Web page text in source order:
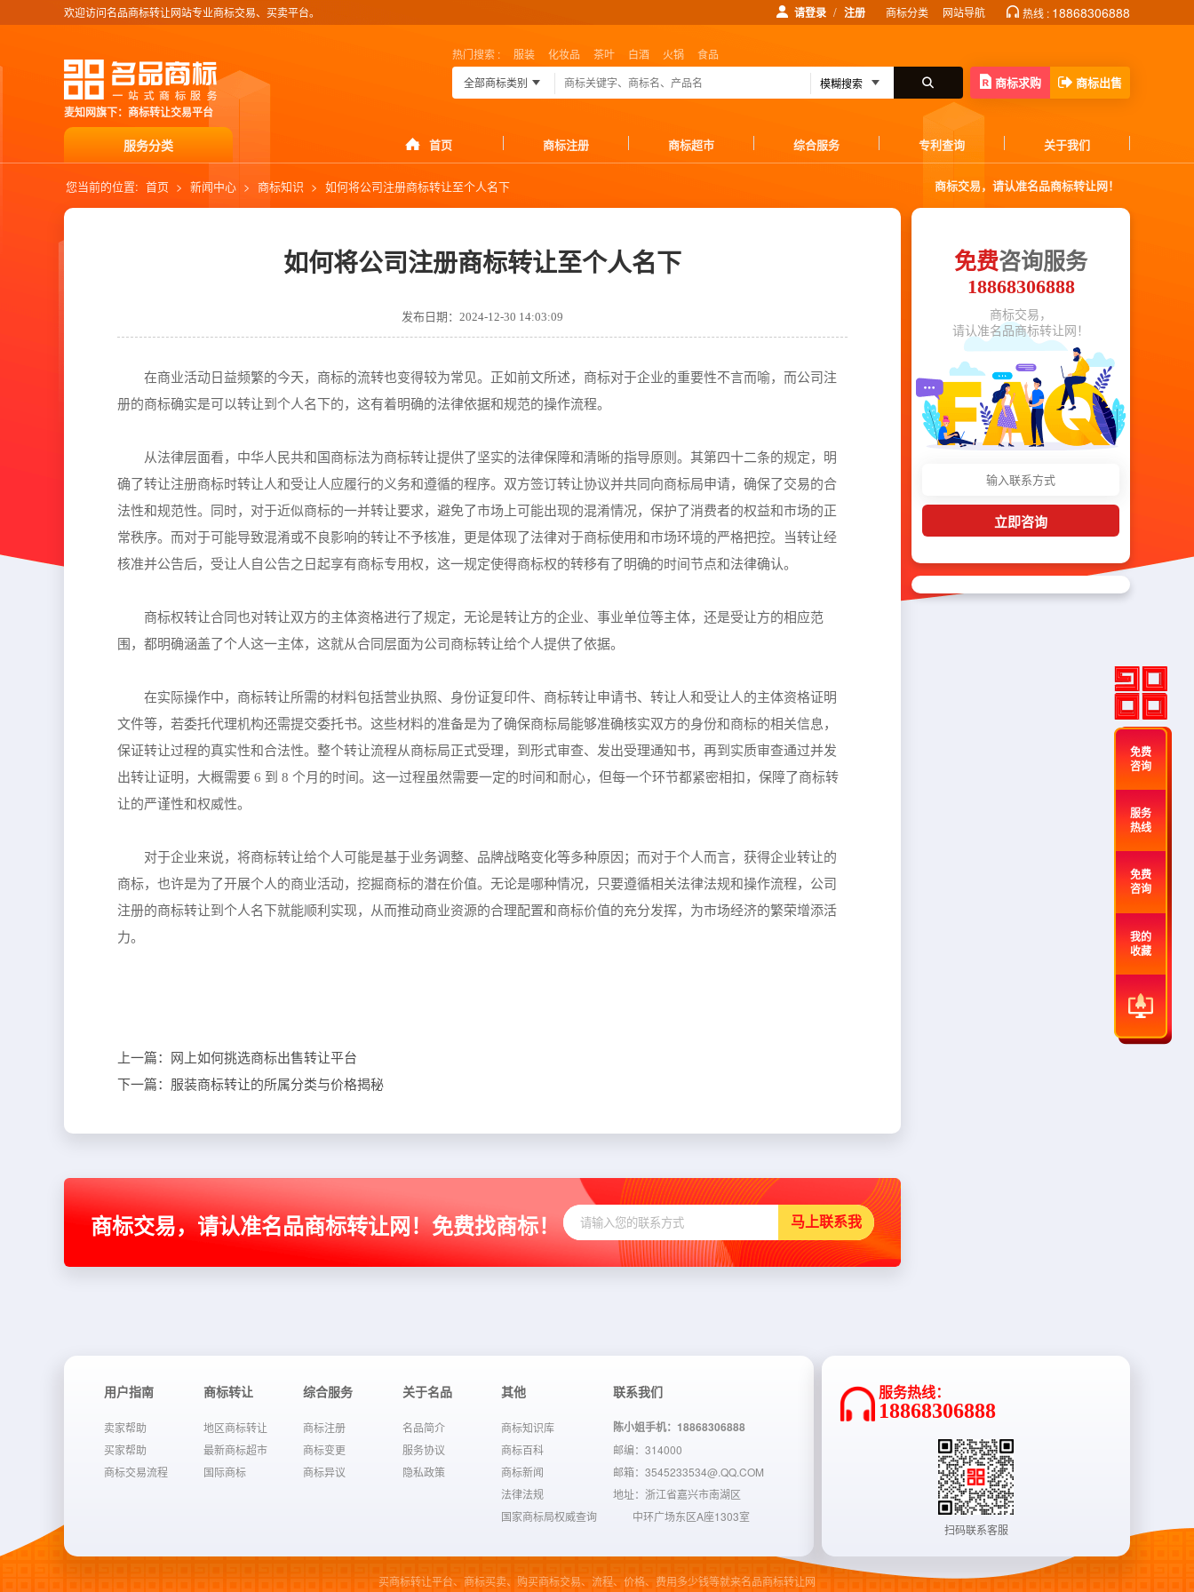
欢迎访问名品商标转让网站专业商标交易、买卖平台。 请登录 / 注册 商标分类 网站导航 热线 : 18868306888
麦知网旗下：商标转让交易平台
热门搜索 : 服装 化妆品 茶叶 白酒 火锅
食品
全部商标类别
商标求购 商标出售
服务分类 首页 商标注册 商标超市 综合服务 专利查询 关于我们
您当前的位置: 首页 > 新闻中心 > 商标知识 > 如何将公司注册商标转让至个人名下 商标交易，请认准名品商标转让网！
如何将公司注册商标转让至个人名下
发布日期：2024-12-30 14:03:09
在商业活动日益频繁的今天，商标的流转也变得较为常见。正如前文所述，商标对于企业的重要性不言而喻，而公司注
册的商标确实是可以转让到个人名下的，这有着明确的法律依据和规范的操作流程。
从法律层面看，中华人民共和国商标法为商标转让提供了坚实的法律保障和清晰的指导原则。其第四十二条的规定，明
确了转让注册商标时转让人和受让人应履行的义务和遵循的程序。双方签订转让协议并共同向商标局申请，确保了交易的合
法性和规范性。同时，对于近似商标的一并转让要求，避免了市场上可能出现的混淆情况，保护了消费者的权益和市场的正
常秩序。而对于可能导致混淆或不良影响的转让不予核准，更是体现了法律对于商标使用和市场环境的严格把控。当转让经
核准并公告后，受让人自公告之日起享有商标专用权，这一规定使得商标权的转移有了明确的时间节点和法律确认。
商标权转让合同也对转让双方的主体资格进行了规定，无论是转让方的企业、事业单位等主体，还是受让方的相应范
围，都明确涵盖了个人这一主体，这就从合同层面为公司商标转让给个人提供了依据。
在实际操作中，商标转让所需的材料包括营业执照、身份证复印件、商标转让申请书、转让人和受让人的主体资格证明
文件等，若委托代理机构还需提交委托书。这些材料的准备是为了确保商标局能够准确核实双方的身份和商标的相关信息，
保证转让过程的真实性和合法性。整个转让流程从商标局正式受理，到形式审查、发出受理通知书，再到实质审查通过并发
出转让证明，大概需要 6 到 8 个月的时间。这一过程虽然需要一定的时间和耐心，但每一个环节都紧密相扣，保障了商标转
让的严谨性和权威性。
对于企业来说，将商标转让给个人可能是基于业务调整、品牌战略变化等多种原因；而对于个人而言，获得企业转让的
商标，也许是为了开展个人的商业活动，挖掘商标的潜在价值。无论是哪种情况，只要遵循相关法律法规和操作流程，公司
注册的商标转让到个人名下就能顺利实现，从而推动商业资源的合理配置和商标价值的充分发挥，为市场经济的繁荣增添活
力。
上一篇：
网上如何挑选商标出售转让平台
下一篇： 服装商标转让的所属分类与价格揭秘
商标交易，请认准名品商标转让网！免费找商标！ 马上联系我
免费咨询服务
18868306888
商标交易，
请认准名品商标转让网！
立即咨询
用户指南
卖家帮助
买家帮助
商标交易流程
商标转让
地区商标转让
最新商标超市
国际商标
综合服务
商标注册
商标变更
商标异议
关于名品
名品简介
服务协议
隐私政策
其他
商标知识库
商标百科
商标新闻
法律法规
国家商标局权威查询
联系我们
陈小姐手机：18868306888
邮编：314000
邮箱：3545233534@.QQ.COM
地址：浙江省嘉兴市南湖区
中环广场东区A座1303室
服务热线：
18868306888
扫码联系客服
买商标转让平台、商标买卖、购买商标交易、流程、价格、费用多少钱等就来名品商标转让网
免费
咨询
服务
热线
免费
咨询
我的
收藏